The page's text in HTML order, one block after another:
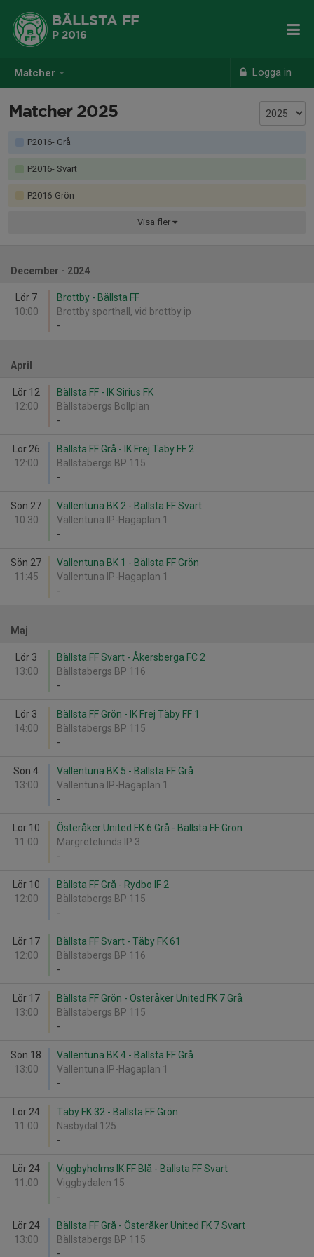
Matcher Logga in
BÄLLSTA FF
P 2016
Matcher 2025
P2016- Grå
P2016- Svart
P2016-Grön
Visa fler
December - 2024
Lör 7
10:00
Brottby - Bällsta FF
Brottby sporthall, vid brottby ip
-
April
Lör 12
12:00
Bällsta FF - IK Sirius FK
Bällstabergs Bollplan
-
Lör 26
12:00
Bällsta FF Grå - IK Frej Täby FF 2
Bällstabergs BP 115
-
Sön 27
10:30
Vallentuna BK 2 - Bällsta FF Svart
Vallentuna IP-Hagaplan 1
-
Sön 27
11:45
Vallentuna BK 1 - Bällsta FF Grön
Vallentuna IP-Hagaplan 1
-
Maj
Lör 3
13:00
Bällsta FF Svart - Åkersberga FC 2
Bällstabergs BP 116
-
Lör 3
14:00
Bällsta FF Grön - IK Frej Täby FF 1
Bällstabergs BP 115
-
Sön 4
13:00
Vallentuna BK 5 - Bällsta FF Grå
Vallentuna IP-Hagaplan 1
-
Lör 10
11:00
Österåker United FK 6 Grå - Bällsta FF Grön
Margretelunds IP 3
-
Lör 10
12:00
Bällsta FF Grå - Rydbo IF 2
Bällstabergs BP 115
-
Lör 17
12:00
Bällsta FF Svart - Täby FK 61
Bällstabergs BP 116
-
Lör 17
13:00
Bällsta FF Grön - Österåker United FK 7 Grå
Bällstabergs BP 115
-
Sön 18
13:00
Vallentuna BK 4 - Bällsta FF Grå
Vallentuna IP-Hagaplan 1
-
Lör 24
11:00
Täby FK 32 - Bällsta FF Grön
Näsbydal 125
-
Lör 24
11:00
Viggbyholms IK FF Blå - Bällsta FF Svart
Viggbydalen 15
-
Lör 24
13:00
Bällsta FF Grå - Österåker United FK 7 Svart
Bällstabergs BP 115
-